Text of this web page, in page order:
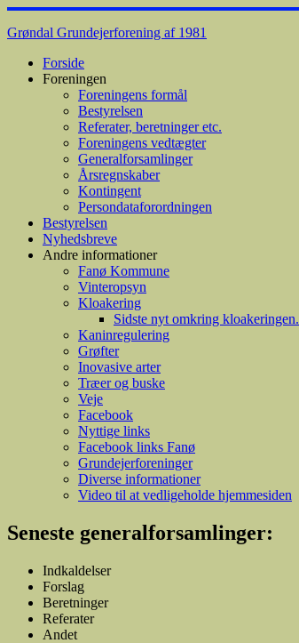
Skip
to
Grøndal Grundejerforening af 1981
Forside
Foreningen
Foreningens formål
Bestyrelsen
Referater, beretninger etc.
Foreningens vedtægter
Generalforsamlinger
Årsregnskaber
Kontingent
Persondataforordningen
Bestyrelsen
Nyhedsbreve
Andre informationer
Fanø Kommune
Vinteropsyn
Kloakering
Sidste nyt omkring kloakeringen.
Kaninregulering
Grøfter
Inovasive arter
Træer og buske
Veje
Facebook
Nyttige links
Facebook links Fanø
Grundejerforeninger
Diverse informationer
Video til at vedligeholde hjemmesiden
Seneste generalforsamlinger:
Indkaldelser
Forslag
Beretninger
Referater
Andet